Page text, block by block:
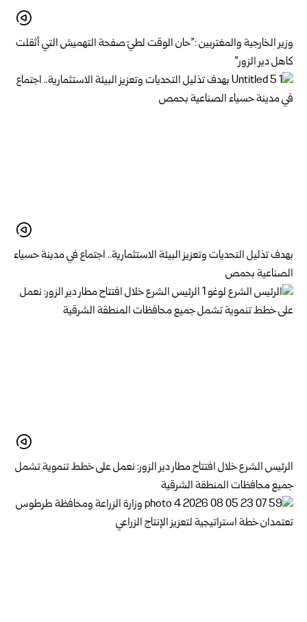
وزير الخارجية والمغتربين :”حان الوقت لطيّ صفحة التهميش التي أثقلت
كاهل دير الزور”
بهدف تذليل التحديات وتعزيز البيئة الاستثمارية.. اجتماع في مدينة حسياء
الصناعية بحمص
الرئيس الشرع خلال افتتاح مطار دير الزور: نعمل على خطط تنموية تشمل
جميع محافظات المنطقة الشرقية